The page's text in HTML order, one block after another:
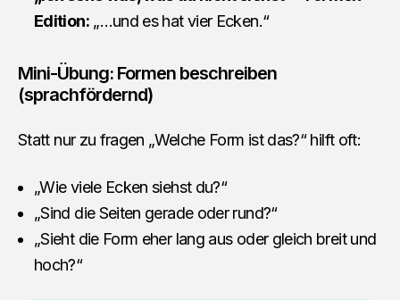
Edition:„…und es hat vier Ecken.“
Mini-Übung: Formen beschreiben
(sprachfördernd)
Statt nur zu fragen „Welche Form ist das?“ hilft oft:
„Wie viele Ecken siehst du?“
„Sind die Seiten gerade oder rund?“
„Sieht die Form eher lang aus oder gleich breit und
hoch?“